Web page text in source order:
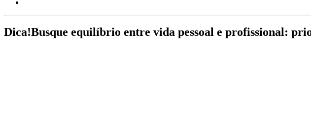
Dica!Busque equilíbrio entre vida pessoal e profissional: